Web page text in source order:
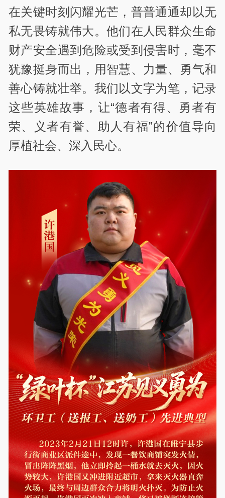
在关键时刻闪耀光芒，普普通通却以无
私无畏铸就伟大。他们在人民群众生命
财产安全遇到危险或受到侵害时，毫不
犹豫挺身而出，用智慧、力量、勇气和
善心铸就壮举。我们以文字为笔，记录
这些英雄故事，让“德者有得、勇者有
荣、义者有誉、助人有福”的价值导向
厚植社会、深入民心。